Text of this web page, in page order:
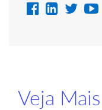
Veja Mais